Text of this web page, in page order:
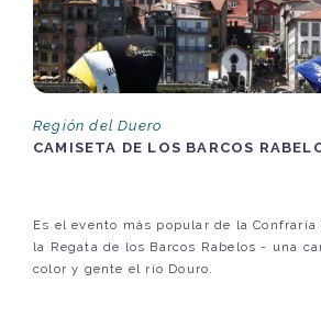
Región del Duero
CAMISETA DE LOS BARCOS
Es el evento más popular de la
la Regata de los Barcos Rabelos - una
color y gente el río Douro.